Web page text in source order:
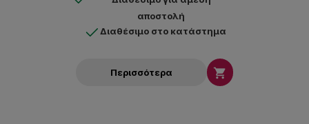
αποστολή
Διαθέσιμο στο κατάστημα
Περισσότερα 